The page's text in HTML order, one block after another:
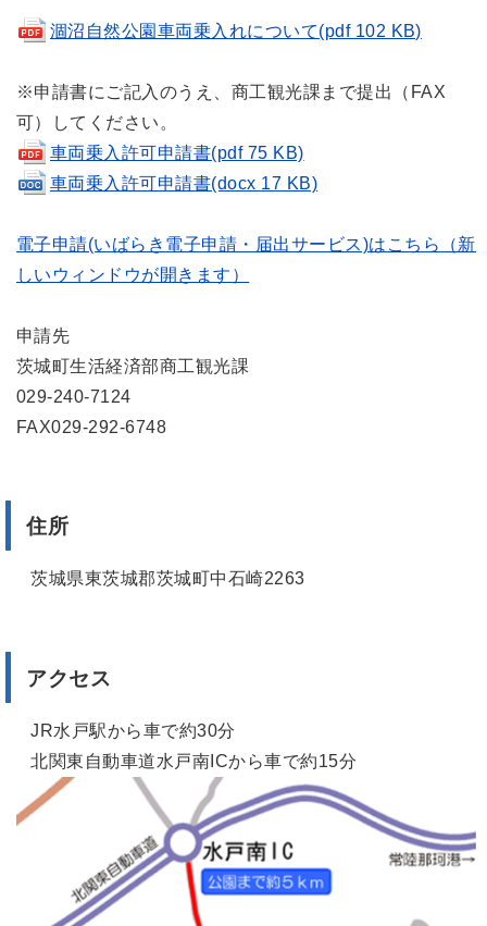
涸沼自然公園車両乗入れについて(pdf 102 KB)
※申請書にご記入のうえ、商工観光課まで提出（FAX
可）してください。
車両乗入許可申請書(pdf 75 KB)
車両乗入許可申請書(docx 17 KB)
電子申請(いばらき電子申請・届出サービス)はこちら（新
しいウィンドウが開きます）
申請先
茨城町生活経済部商工観光課
029-240-7124
FAX029-292-6748
住所
茨城県東茨城郡茨城町中石崎2263
アクセス
JR水戸駅から車で約30分
北関東自動車道水戸南ICから車で約15分